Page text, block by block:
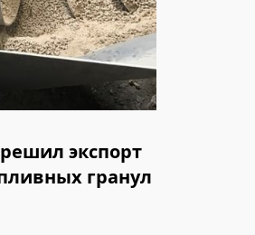
экспорт
гранул